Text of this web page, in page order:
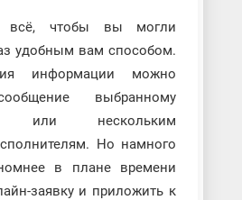
всё, чтобы вы могли
удобным вам способом.
информации можно
выбранному
или нескольким
Но намного
в плане времени
заявку и приложить к